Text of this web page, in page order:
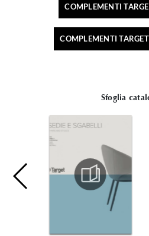
COMPLEMENTI
COMPLEMENTI
Sfoglia